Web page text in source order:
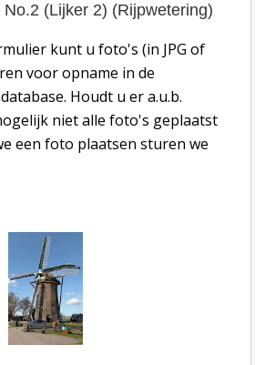
(Lijker 2) (Rijpwetering)
kunt u foto's (in JPG of
voor opname in de
Houdt u er a.u.b.
niet alle foto's geplaatst
een foto plaatsen sturen we